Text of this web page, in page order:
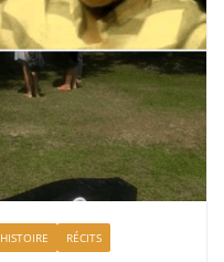
HISTOIRE RÉCITS